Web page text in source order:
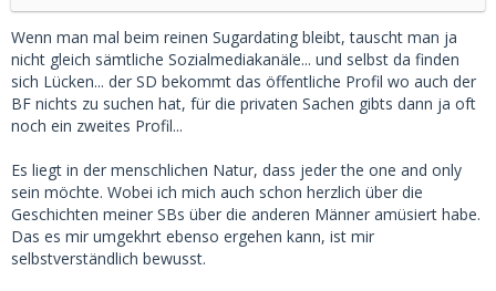
Wenn man mal beim reinen Sugardating bleibt, tauscht man ja
nicht gleich sämtliche Sozialmediakanäle... und selbst da finden
sich Lücken... der SD bekommt das öffentliche Profil wo auch der
BF nichts zu suchen hat, für die privaten Sachen gibts dann ja oft
noch ein zweites Profil...
Es liegt in der menschlichen Natur, dass jeder the one and only
sein möchte. Wobei ich mich auch schon herzlich über die
Geschichten meiner SBs über die anderen Männer amüsiert habe.
Das es mir umgekhrt ebenso ergehen kann, ist mir
selbstverständlich bewusst.